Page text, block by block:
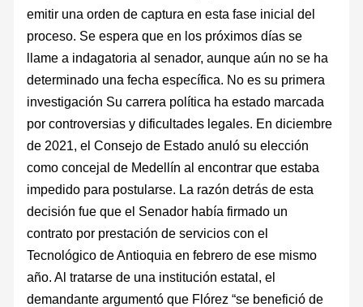
emitir una orden de captura en esta fase inicial del
proceso. Se espera que en los próximos días se
llame a indagatoria al senador, aunque aún no se ha
determinado una fecha específica. No es su primera
investigación Su carrera política ha estado marcada
por controversias y dificultades legales. En diciembre
de 2021, el Consejo de Estado anuló su elección
como concejal de Medellín al encontrar que estaba
impedido para postularse. La razón detrás de esta
decisión fue que el Senador había firmado un
contrato por prestación de servicios con el
Tecnológico de Antioquia en febrero de ese mismo
año. Al tratarse de una institución estatal, el
demandante argumentó que Flórez “se benefició de